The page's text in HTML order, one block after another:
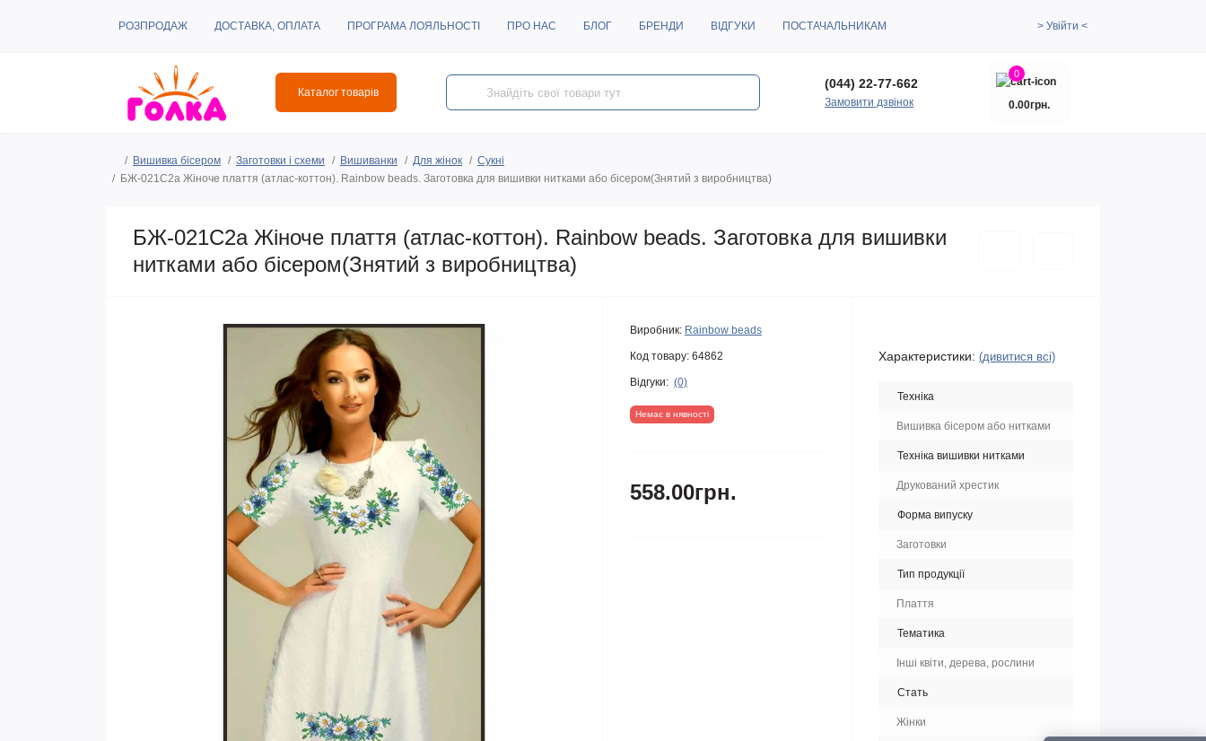
РОЗПРОДАЖ ДОСТАВКА, ОПЛАТА ПРОГРАМА ЛОЯЛЬНОСТІ ПРО НАС БЛОГ БРЕНДИ ВІДГУКИ ПОСТАЧАЛЬНИКАМ > Увійти <
Каталог товарів
(044) 22-77-662
Замовити дзвінок
0
0.00грн.
Вишивка бісером Заготовки і схеми Вишиванки Для жінок
Сукні
БЖ-021С2а Жіноче плаття (атлас-коттон). Rainbow beads. Заготовка для вишивки нитками або бісером(Знятий з виробництва)
БЖ-021С2а Жіноче плаття (атлас-коттон). Rainbow beads. Заготовка для вишивки
нитками або бісером(Знятий з виробництва)
Виробник: Rainbow beads
Код товару: 64862
Відгуки: (0)
Немає в нявності
558.00грн.
Характеристики: (дивитися всі)
Техніка
Вишивка бісером або нитками
Техніка вишивки нитками
Друкований хрестик
Форма випуску
Заготовки
Тип продукції
Плаття
Тематика
Інші квіти, дерева, рослини
Стать
Жінки